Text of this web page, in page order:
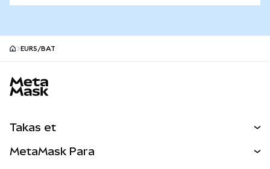
EURS/BAT
Takas et
MetaMask Para